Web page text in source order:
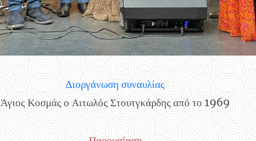
Διοργάνωση συναυλίας
Άγιος Κοσμάς ο Αιτωλός Στουτγκάρδης από το 1969